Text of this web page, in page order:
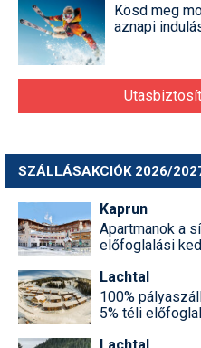
Kösd meg
aznapi
SZÁLLÁSAKCIÓK 2026/
Kaprun
Apartmanok a
előfoglalási
Lachtal
100%
5% téli